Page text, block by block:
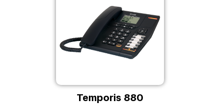
Temporis 880